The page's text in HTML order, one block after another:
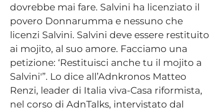
dovrebbe mai fare. Salvini ha licenziato il
povero Donnarumma e nessuno che
licenzi Salvini. Salvini deve essere restituito
ai mojito, al suo amore. Facciamo una
petizione: ‘Restituisci anche tu il mojito a
Salvini'”. Lo dice all’Adnkronos Matteo
Renzi, leader di Italia viva-Casa riformista,
nel corso di AdnTalks, intervistato dal